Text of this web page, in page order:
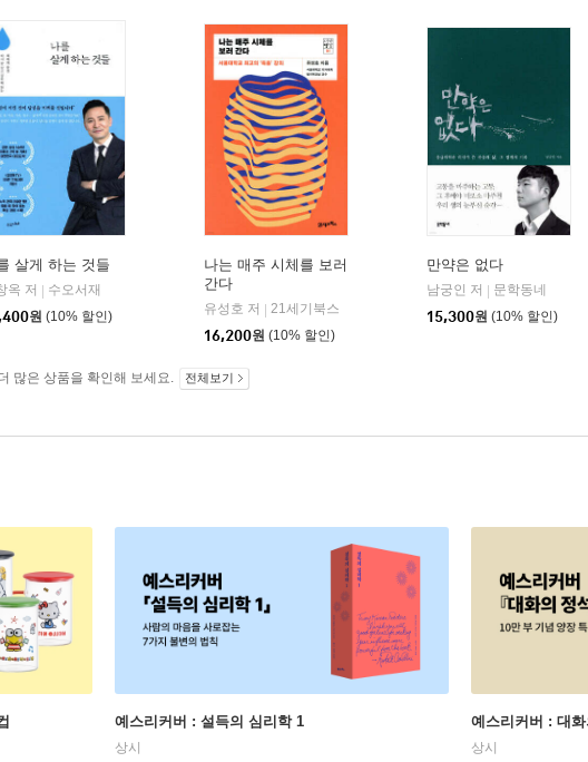
살게 하는 것들
옥 저
수오서재
원 (10% 할인)
나는 매주 시체를 보러
간다
유성호 저
21세기북스
16,200원 (10% 할인)
만약은 없다
남궁인 저
문학동네
15,300원 (10% 할인)
많은 상품을 확인해 보세요. 전체보기
예스리커버 : 설득의 심리학 1
상시
예스리커버 : 대화
상시